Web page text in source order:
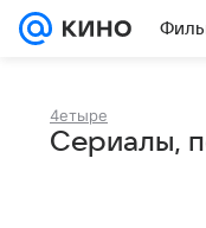
4етыре
Сериалы,